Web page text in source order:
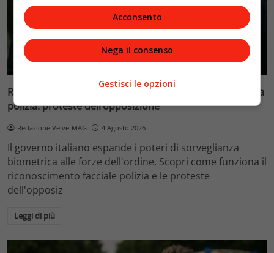
Politica
Riconoscimento facciale, il governo accelera i poteri alla
polizia: proteste dell’opposizione
Redazione VelvetMAG 4 Agosto 2026
Il governo italiano espande i poteri di sorveglianza
biometrica alle forze dell'ordine. Scopri come funziona il
riconoscimento facciale polizia e le proteste
dell'opposiz
Leggi di più
Acconsento
Nega il consenso
Gestisci le opzioni